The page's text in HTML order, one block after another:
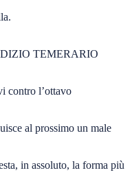
TEMERARIO
contro l’ottavo
al prossimo un male
in assoluto, la forma più